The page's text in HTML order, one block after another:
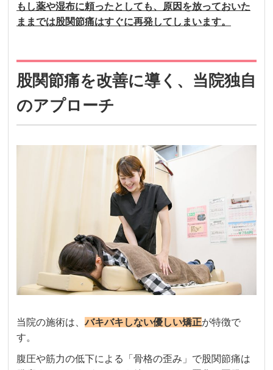
もし薬や湿布に頼ったとしても、原因を放っておいた
ままでは股関節痛はすぐに再発してしまいます。
股関節痛を改善に導く、当院独自
のアプローチ
当院の施術は、バキバキしない優しい矯正が特徴で
す。
腹圧や筋力の低下による「骨格の歪み」で股関節痛は